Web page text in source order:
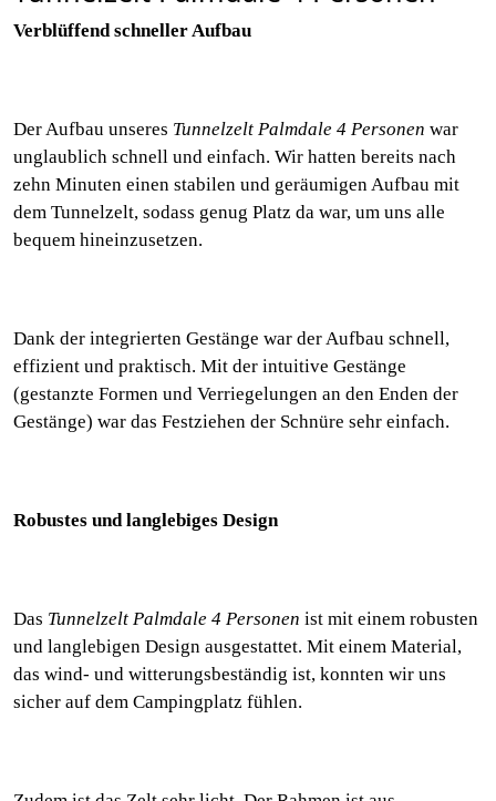
Verblüffend schneller Aufbau
Der Aufbau unseres Tunnelzelt Palmdale 4 Personen war
unglaublich schnell und einfach. Wir hatten bereits nach
zehn Minuten einen stabilen und geräumigen Aufbau mit
dem Tunnelzelt, sodass genug Platz da war, um uns alle
bequem hineinzusetzen.
Dank der integrierten Gestänge war der Aufbau schnell,
effizient und praktisch. Mit der intuitive Gestänge
(gestanzte Formen und Verriegelungen an den Enden der
Gestänge) war das Festziehen der Schnüre sehr einfach.
Robustes und langlebiges Design
Das Tunnelzelt Palmdale 4 Personen ist mit einem robusten
und langlebigen Design ausgestattet. Mit einem Material,
das wind- und witterungsbeständig ist, konnten wir uns
sicher auf dem Campingplatz fühlen.